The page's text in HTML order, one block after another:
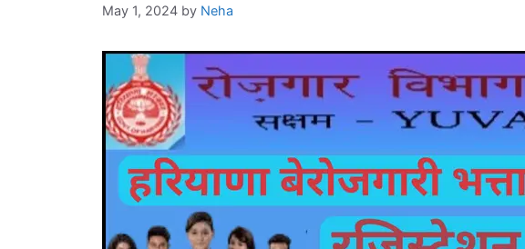
May 1, 2024 by Neha